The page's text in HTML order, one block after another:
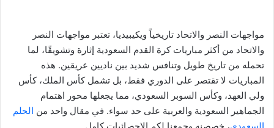
مواجهات النصر والاتحاد تاريخياً ويكيبيديا، تعتبر مواجهات النصر
والاتحاد من أكثر مباريات كرة القدم السعودية إثارة وتشويقًا، لما
تحمله من تاريخ طويل وتنافس شديد بين ناديين عريقين. هذه
المباريات لا تقتصر على الدوري فقط، بل تشمل كأس الملك، كأس
ولي العهد، وكأس السوبر السعودي، مما يجعلها محور اهتمام
الجماهير السعودية والعربية على حد سواء. في مقال واحد من الحلم